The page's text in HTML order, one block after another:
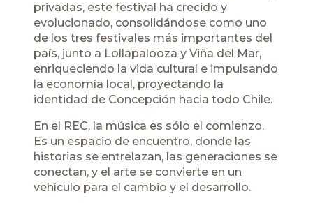
privadas, este festival ha crecido y
evolucionado, consolidándose como uno
de los tres festivales más importantes del
país, junto a Lollapalooza y Viña del Mar,
enriqueciendo la vida cultural e impulsando
la economía local, proyectando la
identidad de Concepción hacia todo Chile.
En el REC, la música es sólo el comienzo.
Es un espacio de encuentro, donde las
historias se entrelazan, las generaciones se
conectan, y el arte se convierte en un
vehículo para el cambio y el desarrollo.